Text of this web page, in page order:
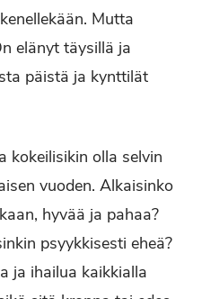
Mutta
elänyt täysillä ja
päistä ja kynttilät
kokeilisikin olla selvin
vuoden. Alkaisinko
hyvää ja pahaa?
psyykkisesti eheä?
ja ihailua kaikkialla